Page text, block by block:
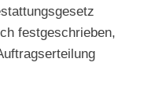
festgeschrieben,